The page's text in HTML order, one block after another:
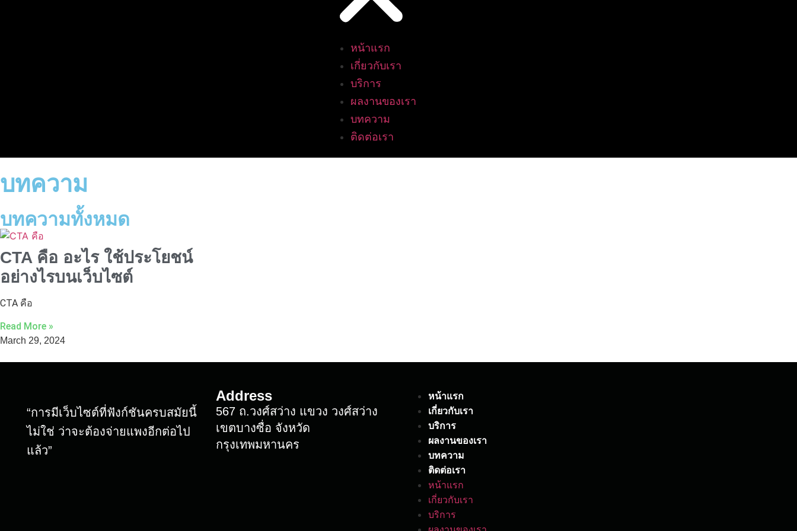
หน้าแรก
เกี่ยวกับเรา
บริการ
ผลงานของเรา
บทความ
ติดต่อเรา
บทความ
บทความทั้งหมด
CTA คือ อะไร ใช้ประโยชน์
อย่างไรบนเว็บไซต์
CTA คือ
Read More »
March 29, 2024
“การมีเว็บไซต์ที่ฟังก์ชันครบสมัยนี้
ไม่ใช่ ว่าจะต้องจ่ายแพงอีกต่อไป
แล้ว”
Address
567 ถ.วงศ์สว่าง แขวง วงศ์สว่าง
เขตบางซื่อ จังหวัด
กรุงเทพมหานคร
หน้าแรก
เกี่ยวกับเรา
บริการ
ผลงานของเรา
บทความ
ติดต่อเรา
หน้าแรก
เกี่ยวกับเรา
บริการ